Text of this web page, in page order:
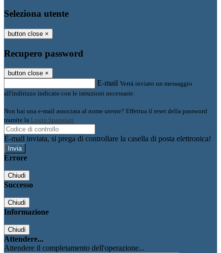
Seleziona utente
button close ×
Recupero password
button close ×
E-mail Verrà inviato un messaggio
all'indirizzo indicato con le istruzioni necessarie.
Non hai una e-mail associata al nome utente? Effettua il reset della password
tramite la Login Spaggiari
E-mail inviata, si prega di controllare la casella di posta elettronica!
Errore
Chiudi
Successo
Chiudi
Informazione
Chiudi
Attendere...
Attendere il completamento dell'operazione...